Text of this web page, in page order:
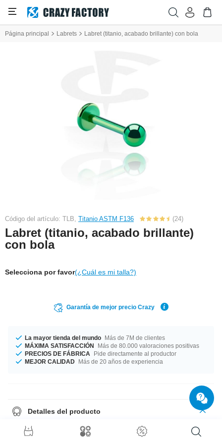
Página principal Labrets Labret (titanio, acabado brillante) con bola
Código del artículo: TLB, Titanio ASTM F136 (24)
Labret (titanio, acabado brillante)
con bola
Selecciona por favor(¿Cuál es mi talla?)
Garantía de mejor precio Crazy
La mayor tienda del mundo Más de 7M de clientes
MÁXIMA SATISFACCIÓN
Más de 80.000 valoraciones positivas
PRECIOS DE FÁBRICA
Pide directamente al productor
MEJOR CALIDAD Más de 20 años de experiencia
Detalles del producto
Es un simple labret de Titanio con bola. Disponible en diferentes colores
y tallas. Muy desenfadado.